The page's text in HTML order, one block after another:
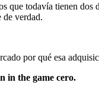
todavía tienen dos
de verdad.
por qué esa
in the game cero.